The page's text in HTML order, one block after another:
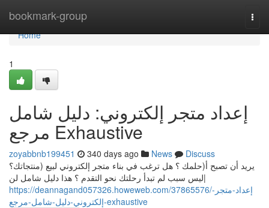
bookmark-group
Home
Home
1
إعداد متجر إلكتروني: دليل شامل
مرجع Exhaustive
zoyabbnb199451 340 days ago News
Discuss
يريد أن تصبح أ(حلمك ؟ هل ترغب في بناء متجر إلكتروني لبيع (منتجاتك؟
ليس سبب لم تبدأ رحلتك نحو التقدم ؟ هذا دليل شامل لن|
https://deannagand057326.howeweb.com/37865576/إعداد-متجر-
إلكتروني-دليل-شامل-مرجع-exhaustive